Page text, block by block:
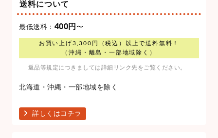
送料について
最低送料： 400円 〜
お買い上げ3,300円（税込）以上で送料無料！
（沖縄・離島・一部地域除く）
返品等規定につきましては詳細リンク先をご覧ください。
北海道・沖縄・一部地域を除く
詳しくはコチラ